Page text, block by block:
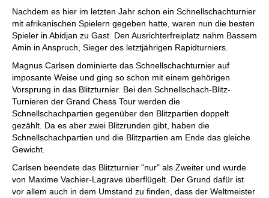
Nachdem es hier im letzten Jahr schon ein Schnellschachturnier
mit afrikanischen Spielern gegeben hatte, waren nun die besten
Spieler in Abidjan zu Gast. Den Ausrichterfreiplatz nahm Bassem
Amin in Anspruch, Sieger des letztjährigen Rapidturniers.
Magnus Carlsen dominierte das Schnellschachturnier auf
imposante Weise und ging so schon mit einem gehörigen
Vorsprung in das Blitzturnier. Bei den Schnellschach-Blitz-
Turnieren der Grand Chess Tour werden die
Schnellschachpartien gegenüber den Blitzpartien doppelt
gezählt. Da es aber zwei Blitzrunden gibt, haben die
Schnellschachpartien und die Blitzpartien am Ende das gleiche
Gewicht.
Carlsen beendete das Blitzturnier "nur" als Zweiter und wurde
von Maxime Vachier-Lagrave überflügelt. Der Grund dafür ist
vor allem auch in dem Umstand zu finden, dass der Weltmeister